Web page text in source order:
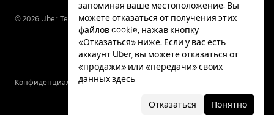
© 2026 Uber Technologies Inc.
КонфиденциальностьСпециальные
запоминая ваше местоположение. Вы
можете отказаться от получения этих
файлов cookie, нажав кнопку
«Отказаться» ниже. Если у вас есть
аккаунт Uber, вы можете отказаться от
«продажи» или «передачи» своих
данныхздесь.
Отказаться Понятно